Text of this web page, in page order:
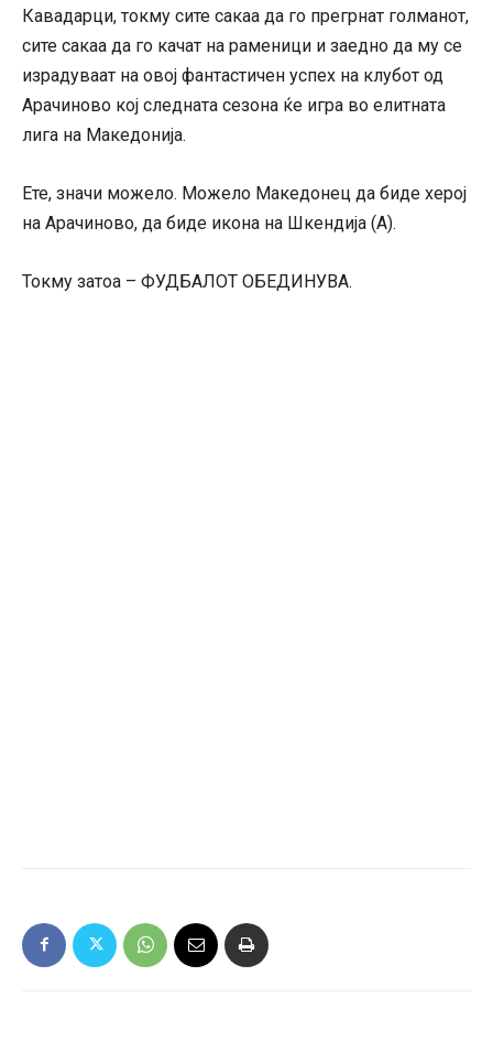
Кавадарци, токму сите сакаа да го прегрнат голманот,
сите сакаа да го качат на раменици и заедно да му се
израдуваат на овој фантастичен успех на клубот од
Арачиново кој следната сезона ќе игра во елитната
лига на Македонија.
Ете, значи можело. Можело Македонец да биде херој
на Арачиново, да биде икона на Шкендија (А).
Токму затоа – ФУДБАЛОТ ОБЕДИНУВА.